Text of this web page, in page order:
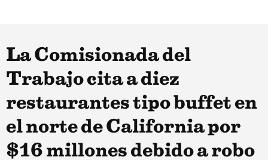
La Comisionada del
Trabajo cita a diez
restaurantes tipo buffet en
el norte de California por
$16 millones debido a robo